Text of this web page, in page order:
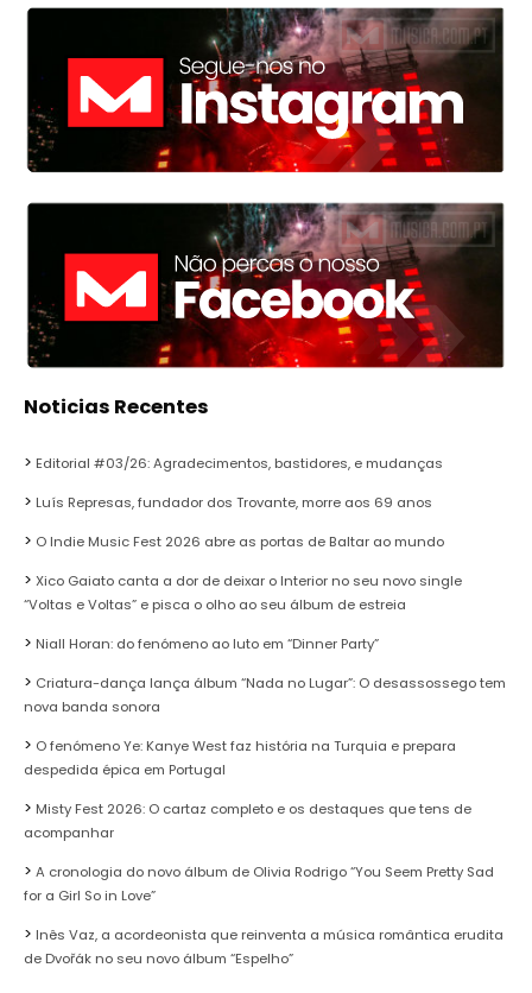
Noticias Recentes
Editorial #03/26: Agradecimentos, bastidores, e mudanças
Luís Represas, fundador dos Trovante, morre aos 69 anos
O Indie Music Fest 2026 abre as portas de Baltar ao mundo
Xico Gaiato canta a dor de deixar o Interior no seu novo single
“Voltas e Voltas” e pisca o olho ao seu álbum de estreia
Niall Horan: do fenómeno ao luto em “Dinner Party”
Criatura-dança lança álbum “Nada no Lugar”: O desassossego tem
nova banda sonora
O fenómeno Ye: Kanye West faz história na Turquia e prepara
despedida épica em Portugal
Misty Fest 2026: O cartaz completo e os destaques que tens de
acompanhar
A cronologia do novo álbum de Olivia Rodrigo “You Seem Pretty Sad
for a Girl So in Love”
Inês Vaz, a acordeonista que reinventa a música romântica erudita
de Dvořák no seu novo álbum “Espelho”